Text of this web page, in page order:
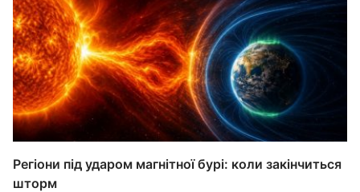
Регіони під ударом магнітної бурі: коли закінчиться
шторм